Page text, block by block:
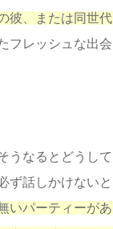
彼、または同世
フレッシュな出
なるとどうし
話しかけない
いパーティーが